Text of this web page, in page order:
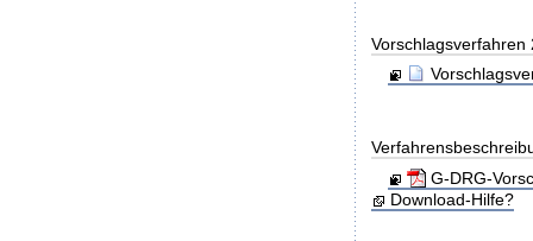
G-DRG-
Download-Hilfe?